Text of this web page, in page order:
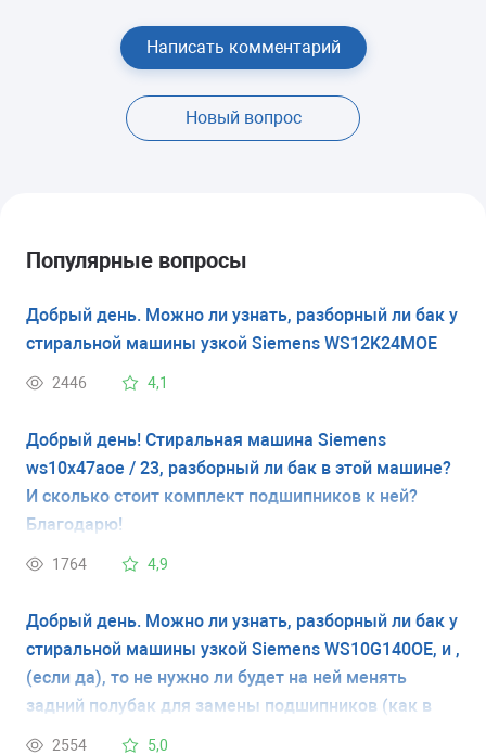
Написать комментарий
Новый вопрос
Популярные вопросы
Добрый день. Можно ли узнать, разборный ли бак у
стиральной машины узкой Siemens WS12K24MOE
2446 4,1
Добрый день! Стиральная машина Siemens
ws10x47aoe / 23, разборный ли бак в этой машине?
И сколько стоит комплект подшипников к ней?
Благодарю!
1764 4,9
Добрый день. Можно ли узнать, разборный ли бак у
стиральной машины узкой Siemens WS10G140OE, и ,
(если да), то не нужно ли будет на ней менять
задний полубак для замены подшипников (как в
LG). Заранее спасибо.
2554 5,0